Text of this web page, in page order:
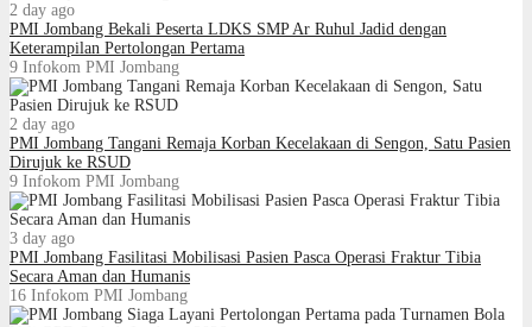
2 day ago
PMI Jombang Bekali Peserta LDKS SMP Ar Ruhul Jadid dengan
Keterampilan Pertolongan Pertama
9 Infokom PMI Jombang
2 day ago
PMI Jombang Tangani Remaja Korban Kecelakaan di Sengon, Satu Pasien
Dirujuk ke RSUD
9 Infokom PMI Jombang
3 day ago
PMI Jombang Fasilitasi Mobilisasi Pasien Pasca Operasi Fraktur Tibia
Secara Aman dan Humanis
16 Infokom PMI Jombang